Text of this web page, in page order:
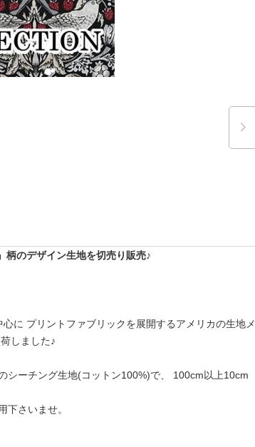
のデザイン生地を切売り販売♪
に プリントファブリックを展開するアメリカの生地メ
しました♪
シーチング生地(コットン100%)で、 100cm以上10cm
下さいませ。